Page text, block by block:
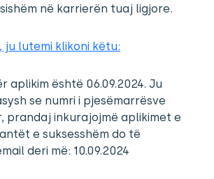
në karrierën tuaj ligjore.
ju lutemi klikoni këtu:
aplikim është 06.09.2024. Ju
se numri i pjesëmarrësve
prandaj inkurajojmë aplikimet e
e suksesshëm do të
deri më: 10.09.2024